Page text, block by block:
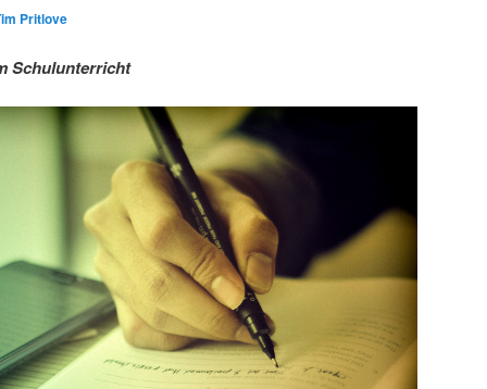
Pritlove
Schulunterricht